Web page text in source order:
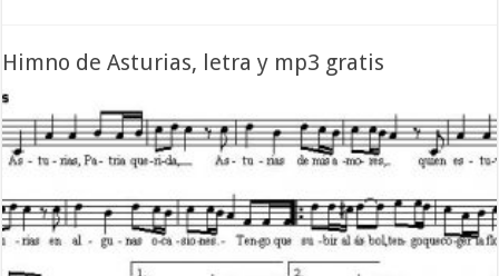
Himno de Asturias, letra y mp3 gratis